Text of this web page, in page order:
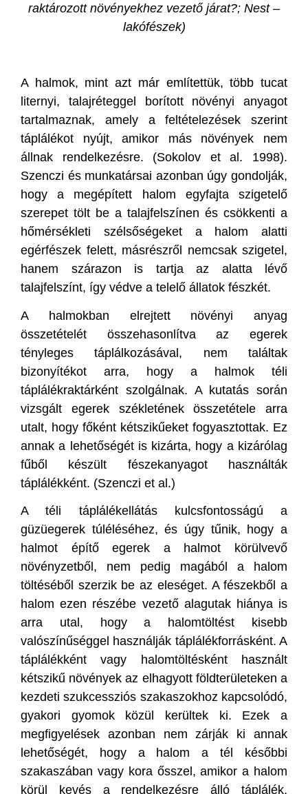
raktározott növényekhez vezető járat?; Nest –
lakófészek)
A halmok, mint azt már említettük, több tucat
liternyi, talajréteggel borított növényi anyagot
tartalmaznak, amely a feltételezések szerint
táplálékot nyújt, amikor más növények nem
állnak rendelkezésre. (Sokolov et al. 1998).
Szenczi és munkatársai azonban úgy gondolják,
hogy a megépített halom egyfajta szigetelő
szerepet tölt be a talajfelszínen és csökkenti a
hőmérsékleti szélsőségeket a halom alatti
egérfészek felett, másrészről nemcsak szigetel,
hanem szárazon is tartja az alatta lévő
talajfelszínt, így védve a telelő állatok fészkét.
A halmokban elrejtett növényi anyag
összetételét összehasonlítva az egerek
tényleges táplálkozásával, nem találtak
bizonyítékot arra, hogy a halmok téli
táplálékraktárként szolgálnak. A kutatás során
vizsgált egerek székletének összetétele arra
utalt, hogy főként kétszikűeket fogyasztottak. Ez
annak a lehetőségét is kizárta, hogy a kizárólag
fűből készült fészekanyagot használták
táplálékként. (Szenczi et al.)
A téli táplálékellátás kulcsfontosságú a
güzüegerek túléléséhez, és úgy tűnik, hogy a
halmot építő egerek a halmot körülvevő
növényzetből, nem pedig magából a halom
töltéséből szerzik be az eleséget. A fészekből a
halom ezen részébe vezető alagutak hiánya is
arra utal, hogy a halomtöltést kisebb
valószínűséggel használják táplálékforrásként. A
táplálékként vagy halomtöltésként használt
kétszikű növények az elhagyott földterületeken a
kezdeti szukcessziós szakaszokhoz kapcsolódó,
gyakori gyomok közül kerültek ki. Ezek a
megfigyelések azonban nem zárják ki annak
lehetőségét, hogy a halom a tél későbbi
szakaszában vagy kora ősszel, amikor a halom
körül kevés a rendelkezésre álló táplálék,